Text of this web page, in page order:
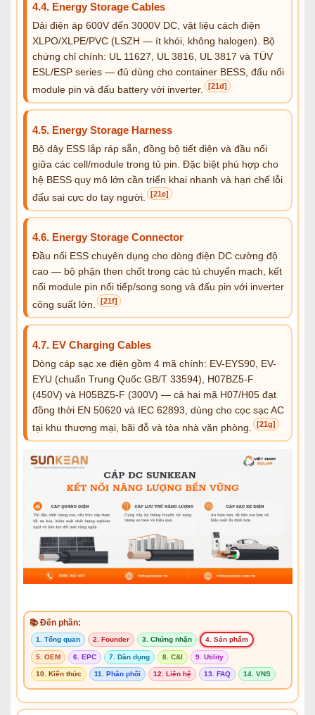
4.4. Energy Storage Cables
Dải điện áp 600V đến 3000V DC, vật liệu cách điện
XLPO/XLPE/PVC (LSZH — ít khói, không halogen). Bộ
chứng chỉ chính: UL 11627, UL 3816, UL 3817 và TÜV
ESL/ESP series — đủ dùng cho container BESS, đấu nối
module pin và đấu battery với inverter.
[21d]
4.5. Energy Storage Harness
Bộ dây ESS lắp ráp sẵn, đồng bộ tiết diện và đầu nối
giữa các cell/module trong tủ pin. Đặc biệt phù hợp cho
hệ BESS quy mô lớn cần triển khai nhanh và hạn chế lỗi
đấu sai cực do tay người.
[21e]
4.6. Energy Storage Connector
Đầu nối ESS chuyên dụng cho dòng điện DC cường độ
cao — bộ phận then chốt trong các tủ chuyển mạch, kết
nối module pin nối tiếp/song song và đấu pin với inverter
công suất lớn.
[21f]
4.7. EV Charging Cables
Dòng cáp sạc xe điện gồm 4 mã chính: EV-EYS90, EV-
EYU (chuẩn Trung Quốc GB/T 33594), H07BZ5-F
(450V) và H05BZ5-F (300V) — cả hai mã H07/H05 đạt
đồng thời EN 50620 và IEC 62893, dùng cho cọc sạc AC
tại khu thương mại, bãi đỗ và tòa nhà văn phòng.
[21g]
📚 Đến phần:
1. Tổng quan 2. Founder 3. Chứng nhận 4. Sản phẩm
5. OEM 6. EPC 7. Dân dụng 8. C&I 9. Utility
10. Kiến thức 11. Phân phối 12. Liên hệ 13. FAQ 14. VNS